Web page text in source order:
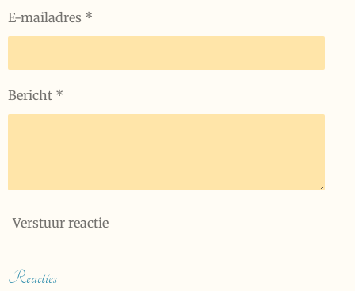
E-mailadres *
Bericht *
Verstuur reactie
Reacties